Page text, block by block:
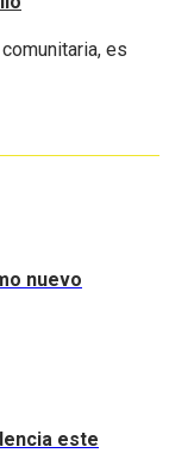
es
nuevo
este